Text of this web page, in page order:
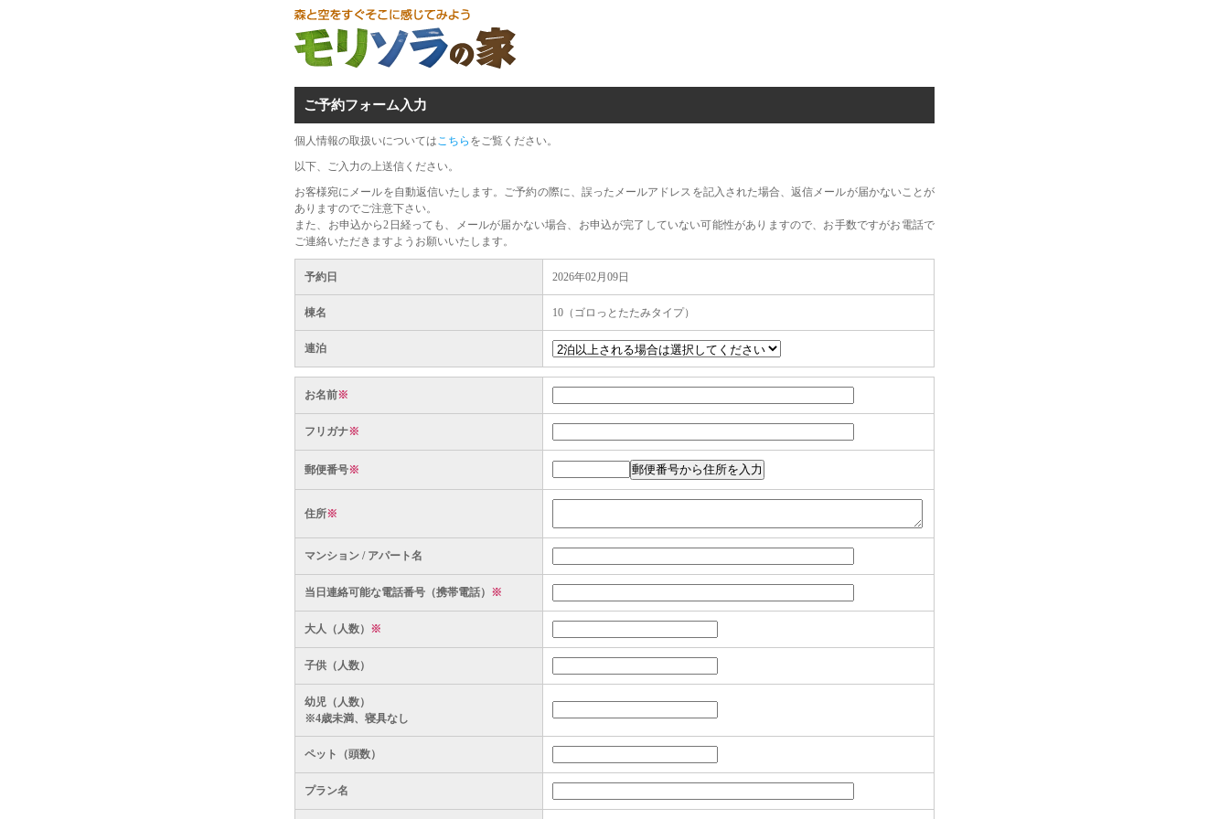
ご予約フォーム入力
個人情報の取扱いについてはこちら をご覧ください。
以下、ご入力の上送信ください。
お客様宛にメールを自動返信いたします。ご予約の際に、誤ったメールアドレスを記入された場合、返信メールが届かないことが
ありますのでご注意下さい。
また、お申込から2日経っても、メールが届かない場合、お申込が完了していない可能性がありますので、お手数ですがお電話で
ご連絡いただきますようお願いいたします。
予約日 2026年02月09日
棟名 10（ゴロっとたたみタイプ）
連泊
お名前※
フリガナ※
郵便番号※
住所※
マンション / アパート名
当日連絡可能な電話番号（携帯電話） ※
大人（人数） ※
子供（人数）
幼児（人数）
※4歳未満、寝具なし
ペット（頭数）
プラン名